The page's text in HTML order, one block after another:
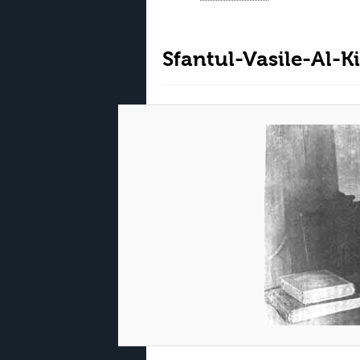
Sfantul-Vasile-Al-